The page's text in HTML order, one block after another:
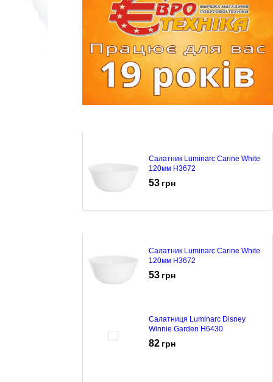
Салатник Luminarc Carine White
120мм H3672
53 грн
Салатник Luminarc Carine White
120мм H3672
53 грн
Салатниця Luminarc Disney
Winnie Garden H6430
82 грн